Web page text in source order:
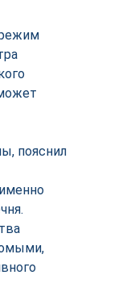
пояснил